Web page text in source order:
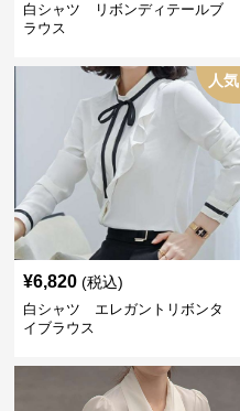
白シャツ リボンディテールブ
ラウス
人気
¥6,820 (税込)
白シャツ エレガントリボンタ
イブラウス